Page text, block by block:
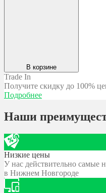
В корзине
Trade In
Получите скидку до 100%
Подробнее
Наши
Низкие цены
У нас действительно самые
в Нижнем Новгороде